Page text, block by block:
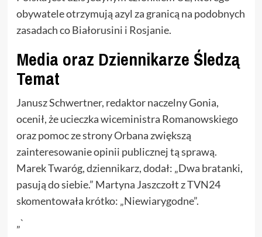
obywatele otrzymują azyl za granicą na podobnych
zasadach co Białorusini i Rosjanie.
Media oraz Dziennikarze Śledzą
Temat
Janusz Schwertner, redaktor naczelny Gonia,
ocenił, że ucieczka wiceministra Romanowskiego
oraz pomoc ze strony Orbana zwiększą
zainteresowanie opinii publicznej tą sprawą.
Marek Twaróg, dziennikarz, dodał: „Dwa bratanki,
pasują do siebie.” Martyna Jaszczołt z TVN24
skomentowała krótko: „Niewiarygodne”.
„`